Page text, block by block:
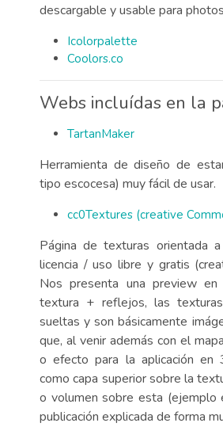
descargable y usable para
Icolorpalette
Coolors.co
Webs incluídas en la
TartanMaker
Herramienta de diseño de
tipo escocesa) muy fácil de usar.
cc0Textures (creative
Página de texturas orientada
licencia / uso libre y gratis
Nos presenta una preview
textura + reflejos, las
sueltas y son básicamente
que, al venir además con el
o efecto para la aplicación en
como capa superior sobre la
o volumen sobre esta
publicación explicada de forma